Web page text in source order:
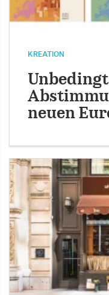
KREATION
neuen